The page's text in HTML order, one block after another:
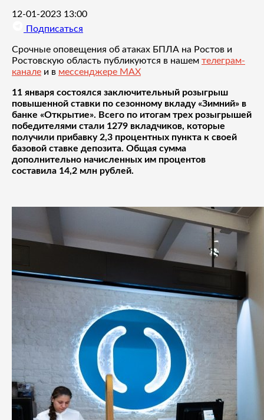
12-01-2023 13:00
Подписаться
Срочные оповещения об атаках БПЛА на Ростов и
Ростовскую область публикуются в нашем телеграм-
канале и в мессенджере MAX
11 января состоялся заключительный розыгрыш
повышенной ставки по сезонному вкладу «Зимний» в
банке «Открытие». Всего по итогам трех розыгрышей
победителями стали 1279 вкладчиков, которые
получили прибавку 2,3 процентных пункта к своей
базовой ставке депозита. Общая сумма
дополнительно начисленных им процентов
составила 14,2 млн рублей.